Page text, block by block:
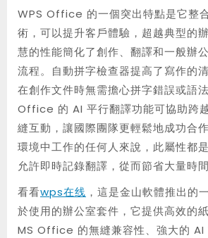
WPS Office 的一個突出特點是它整
術，可以提升客戶體驗，超越典型的
慧的性能簡化了創作、翻譯和一般辦
流程。自動拼字檢查器提高了寫作的
在創作文件時無需擔心拼字錯誤或語
Office 的 AI 平行翻譯功能可協助跨
縫互動，讓國際團隊更輕鬆地成功合
環境中工作的任何人來說，此屬性都
允許即時記錄翻譯，從而節省大量時
看看wps在线 ，這是金山軟體推出的
於使用的辦公室套件，它提供高效的
MS Office 的無縫兼容性、強大的 AI